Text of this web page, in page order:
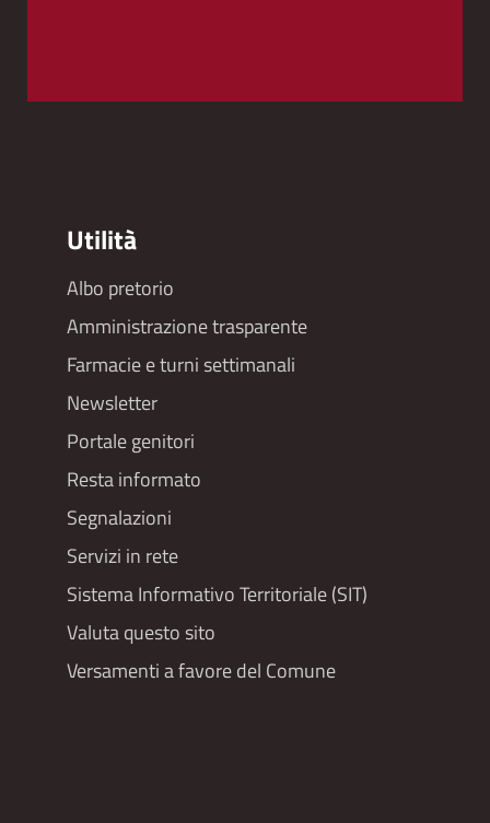
Utilità
Footer
menu
Albo pretorio
Amministrazione trasparente
Farmacie e turni settimanali
Newsletter
Portale genitori
Resta informato
Segnalazioni
Servizi in rete
Sistema Informativo Territoriale (SIT)
Valuta questo sito
Versamenti a favore del Comune